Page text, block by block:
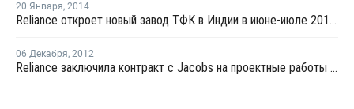
20 Января, 2014
Reliance откроет новый завод ТФК в Индии в июне-июле 2014 года
06 Декабря, 2012
Reliance заключила контракт с Jacobs на проектные работы завода по производству МЭГ в Индии